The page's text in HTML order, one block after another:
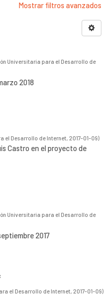
Mostrar filtros avanzados
Universitaria para el Desarrollo de
2018
el Desarrollo de Internet, 2017-01-09)
Castro en el proyecto de
Universitaria para el Desarrollo de
2017
el Desarrollo de Internet, 2017-01-09)